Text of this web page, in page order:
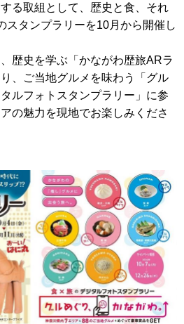
る取組として、歴史と食、それ
スタンプラリーを10月から開催し
歴史を学ぶ「かながわ歴旅ARラ
、ご当地グルメを味わう「グル
ルフォトスタンプラリー」に参
の魅力を現地でお楽しみくださ